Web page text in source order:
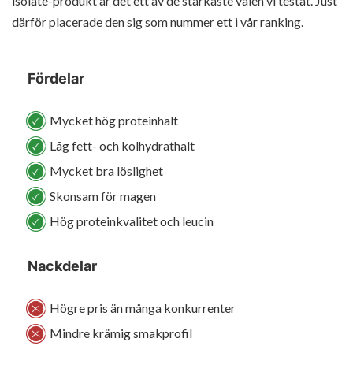
därför placerade den sig som nummer ett i vår ranking.
Fördelar
Mycket hög proteinhalt
Låg fett- och kolhydrathalt
Mycket bra löslighet
Skonsam för magen
Hög proteinkvalitet och leucin
Nackdelar
Högre pris än många konkurrenter
Mindre krämig smakprofil